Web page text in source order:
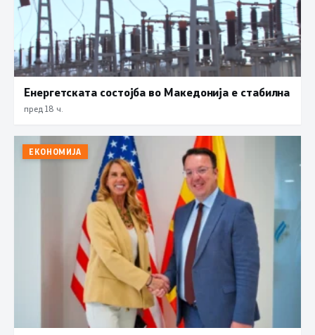
Енергетската состојба во Македонија е стабилна
пред 18 ч.
ЕКОНОМИЈА